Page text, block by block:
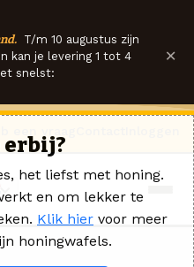
T/m 10 augustus zijn
kan je levering 1 tot 4
snelst:
×
erbij?
het liefst met honing.
en om lekker te
Klik hier voor meer
honingwafels.